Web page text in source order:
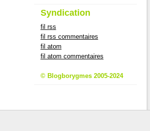
Syndication
fil rss
fil rss commentaires
fil atom
fil atom commentaires
© Blogborygmes 2005-2024